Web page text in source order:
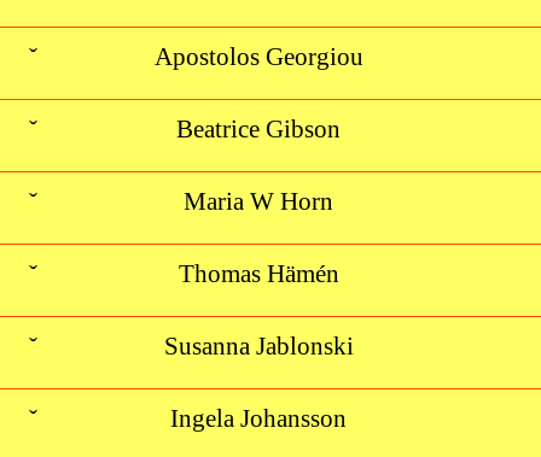
ˇ Apostolos Georgiou
ˇ Beatrice Gibson
ˇ Maria W Horn
ˇ Thomas Hämén
ˇ Susanna Jablonski
ˇ Ingela Johansson